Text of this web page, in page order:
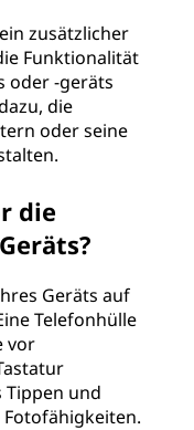
zusätzlicher
Funktionalität
oder -geräts
die
oder seine
die
Geräts auf
Telefonhülle
vor
und